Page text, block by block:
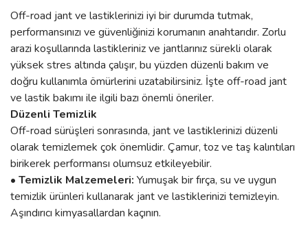
Off-road jant ve lastiklerinizi iyi bir durumda tutmak,
performansınızı ve güvenliğinizi korumanın anahtarıdır. Zorlu
arazi koşullarında lastikleriniz ve jantlarınız sürekli olarak
yüksek stres altında çalışır, bu yüzden düzenli bakım ve
doğru kullanımla ömürlerini uzatabilirsiniz. İşte off-road jant
ve lastik bakımı ile ilgili bazı önemli öneriler.
Düzenli Temizlik
Off-road sürüşleri sonrasında, jant ve lastiklerinizi düzenli
olarak temizlemek çok önemlidir. Çamur, toz ve taş kalıntıları
birikerek performansı olumsuz etkileyebilir.
• Temizlik Malzemeleri: Yumuşak bir fırça, su ve uygun
temizlik ürünleri kullanarak jant ve lastiklerinizi temizleyin.
Aşındırıcı kimyasallardan kaçının.